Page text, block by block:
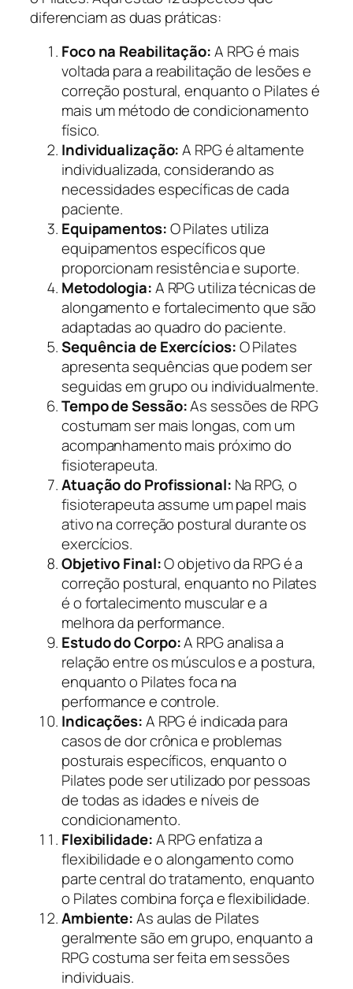
diferenciam as duas práticas:
Foco na Reabilitação:A RPG é mais
voltada para a reabilitação de lesões e
correção postural, enquanto o Pilates é
mais um método de condicionamento
físico.
Individualização:A RPG é altamente
individualizada, considerando as
necessidades específicas de cada
paciente.
Equipamentos:O Pilates utiliza
equipamentos específicos que
proporcionam resistência e suporte.
Metodologia:A RPG utiliza técnicas de
alongamento e fortalecimento que são
adaptadas ao quadro do paciente.
Sequência de Exercícios:O Pilates
apresenta sequências que podem ser
seguidas em grupo ou individualmente.
Tempo de Sessão:As sessões de RPG
costumam ser mais longas, com um
acompanhamento mais próximo do
fisioterapeuta.
Atuação do Profissional: Na RPG, o
fisioterapeuta assume um papel mais
ativo na correção postural durante os
exercícios.
Objetivo Final:O objetivo da RPG é a
correção postural, enquanto no Pilates
é o fortalecimento muscular e a
melhora da performance.
Estudo do Corpo:A RPG analisa a
relação entre os músculos e a postura,
enquanto o Pilates foca na
performance e controle.
Indicações:A RPG é indicada para
casos de dor crônica e problemas
posturais específicos, enquanto o
Pilates pode ser utilizado por pessoas
de todas as idades e níveis de
condicionamento.
Flexibilidade:A RPG enfatiza a
flexibilidade e o alongamento como
parte central do tratamento, enquanto
o Pilates combina força e flexibilidade.
Ambiente:As aulas de Pilates
geralmente são em grupo, enquanto a
RPG costuma ser feita em sessões
individuais.